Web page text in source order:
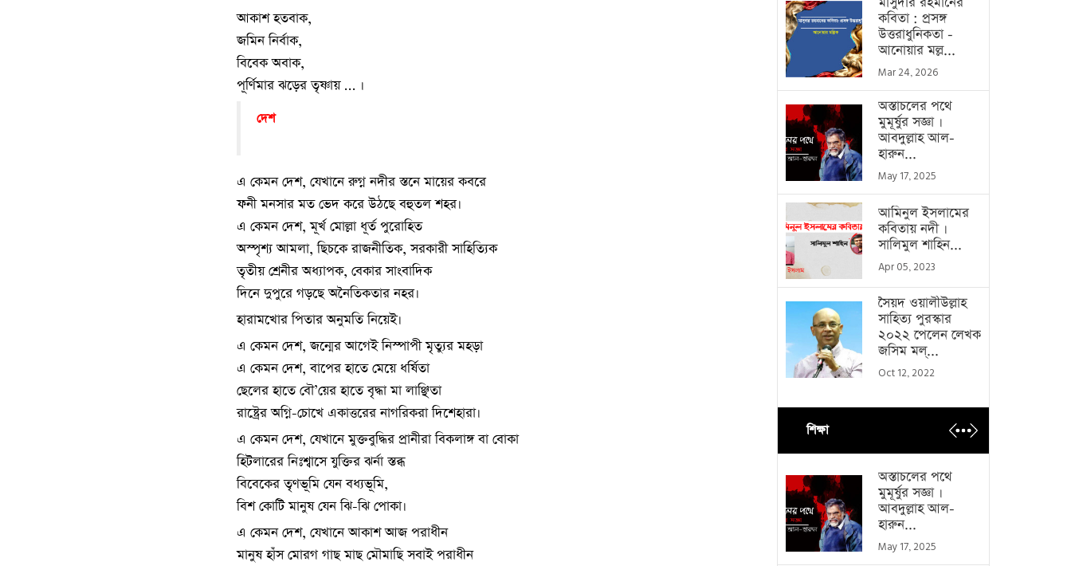
আকাশ হতবাক,
জমিন নির্বাক,
বিবেক অবাক,
পূর্ণিমার ঝড়ের তৃষ্ণায় … ।
দেশ
এ কেমন দেশ, যেখানে রুগ্ন নদীর স্তনে মায়ের কবরে
ফনী মনসার মত ভেদ করে উঠছে বহুতল শহর।
এ কেমন দেশ, মূর্খ মোল্লা ধূর্ত পুরোহিত
অস্পৃশ্য আমলা, ছিচকে রাজনীতিক, সরকারী সাহিত্যিক
তৃতীয় শ্রেনীর অধ্যাপক, বেকার সাংবাদিক
দিনে দুপুরে গড়ছে অনৈতিকতার নহর।
হারামখোর পিতার অনুমতি নিয়েই।
এ কেমন দেশ, জন্মের আগেই নিস্পাপী মৃত্যুর মহড়া
এ কেমন দেশ, বাপের হাতে মেয়ে ধর্ষিতা
ছেলের হাতে বৌ’য়ের হাতে বৃদ্ধা মা লাঞ্ছিতা
রাষ্ট্রের অগ্নি-চোখে একাত্তরের নাগরিকরা দিশেহারা।
এ কেমন দেশ, যেখানে মুক্তবুদ্ধির প্রানীরা বিকলাঙ্গ বা বোকা
হিটলারের নিঃশ্বাসে যুক্তির ঝর্না স্তব্ধ
বিবেকের তৃণভূমি যেন বধ্যভূমি,
বিশ কোটি মানুষ যেন ঝি-ঝি পোকা।
এ কেমন দেশ, যেখানে আকাশ আজ পরাধীন
মানুষ হাঁস মোরগ গাছ মাছ মৌমাছি সবাই পরাধীন
কবিতা : প্রসঙ্গ
উত্তরাধুনিকতা -
আনোয়ার মল্ল...
Mar 24, 2026
অস্তাচলের পথে
মুমূর্ষুর সজ্ঞা ।
আবদুল্লাহ আল-
হারুন...
May 17, 2025
আমিনুল ইসলামের
কবিতায় নদী ।
সালিমুল শাহিন...
Apr 05, 2023
সৈয়দ ওয়ালীউল্লাহ
সাহিত্য পুরস্কার
২০২২ পেলেন লেখক
জসিম মল্...
Oct 12, 2022
শিক্ষা
অস্তাচলের পথে
মুমূর্ষুর সজ্ঞা ।
আবদুল্লাহ আল-
হারুন...
May 17, 2025